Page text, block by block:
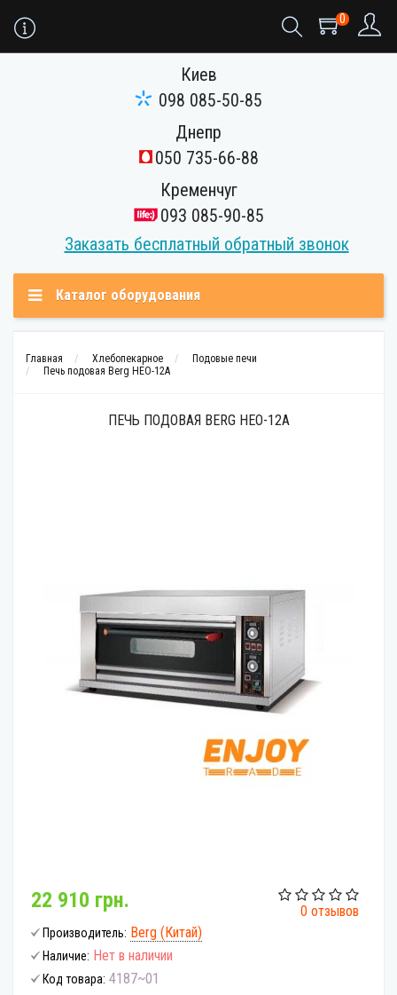
0
Киев
098 085-50-85
Днепр
050 735-66-88
Кременчуг
093 085-90-85
Заказать бесплатный обратный звонок
Каталог оборудования
Главная Хлебопекарное
Подовые печи
Печь подовая Berg HEO-12A
ПЕЧЬ ПОДОВАЯ BERG HEO-12A
0 отзывов
22 910 грн.
Производитель: Berg (Китай)
Наличие: Нет в наличии
Код товара: 4187~01